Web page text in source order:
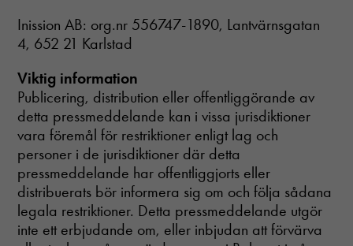
Inission AB: org.nr 556747-1890, Lantvärnsgatan
4, 652 21 Karlstad
Viktig information
Publicering, distribution eller offentliggörande av
detta pressmeddelande kan i vissa jurisdiktioner
vara föremål för restriktioner enligt lag och
personer i de jurisdiktioner där detta
pressmeddelande har offentliggjorts eller
distribuerats bör informera sig om och följa sådana
legala restriktioner. Detta pressmeddelande utgör
inte ett erbjudande om, eller inbjudan att förvärva